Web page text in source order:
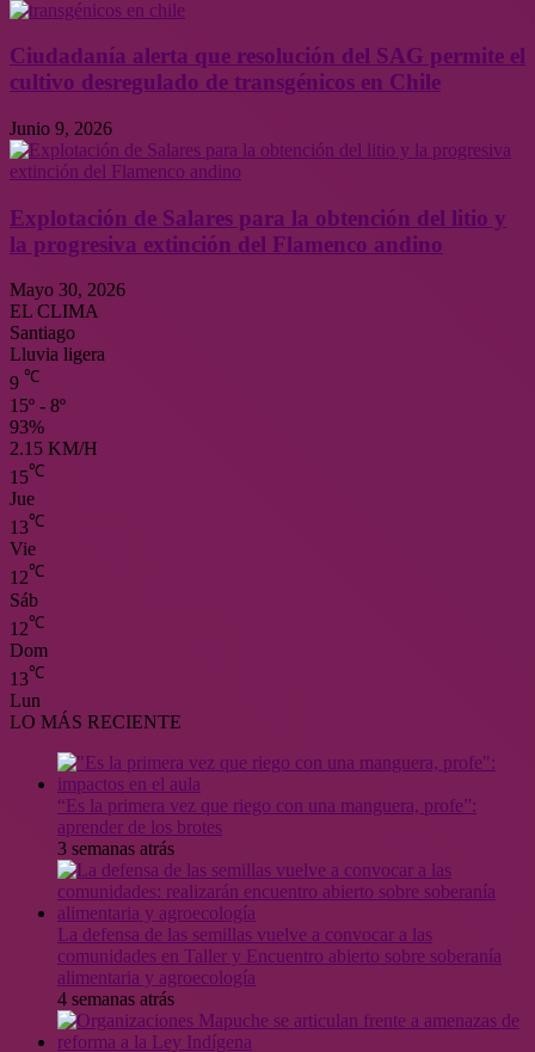
Ciudadanía alerta que resolución del SAG permite el
cultivo desregulado de transgénicos en Chile
Junio 9, 2026
Explotación de Salares para la obtención del litio y
la progresiva extinción del Flamenco andino
Mayo 30, 2026
EL CLIMA
Santiago
Lluvia ligera
9 ℃
15º - 8º
93%
2.15 KM/H
15℃
Jue
13℃
Vie
12℃
Sáb
12℃
Dom
13℃
Lun
LO MÁS RECIENTE
“Es la primera vez que riego con una manguera, profe”:
aprender de los brotes
3 semanas atrás
La defensa de las semillas vuelve a convocar a las
comunidades en Taller y Encuentro abierto sobre soberanía
alimentaria y agroecología
4 semanas atrás